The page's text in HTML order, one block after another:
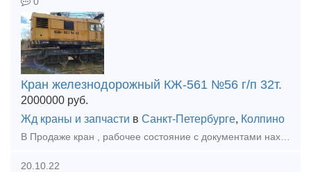
Кран железнодорожный КЖ-561 №56 г/п 32т.
2000000 руб.
Жд краны и запчасти в Санкт-Петербурге, Колпино
В Продаже кран , рабочее состояние с документами находится в Питере. Технические характеристики жд крана КЖ-561  Максимальная грузоподъемность: на выносных опорах, т без выносных опор, т: 25 16 
20.10.22